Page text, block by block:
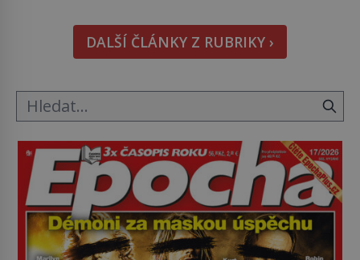
nikdo dlouho nedostane. Až jednou se na letišti
ozve věta, která změní […]
DALŠÍ ČLÁNKY Z RUBRIKY ›